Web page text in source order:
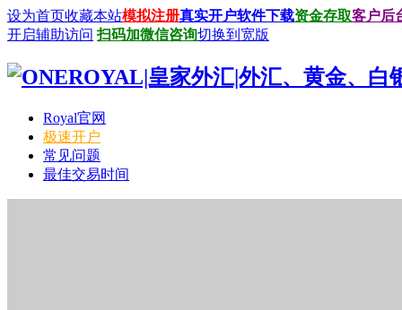
设为首页收藏本站模拟注册真实开户软件下载资金存取客户后
开启辅助访问 扫码加微信咨询切换到宽版
Royal官网
极速开户
常见问题
最佳交易时间